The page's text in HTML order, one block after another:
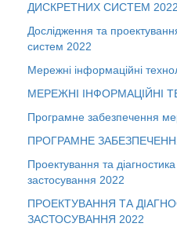
ДИСКРЕТНИХ СИСТЕМ 2022
Дослідження та
систем 2022
Мережні інформаційні
МЕРЕЖНІ ІНФОРМАЦІЙНІ
Програмне забезпечення
ПРОГРАМНЕ
Проектування та
застосування 2022
ПРОЕКТУВАННЯ ТА
ЗАСТОСУВАННЯ 2022